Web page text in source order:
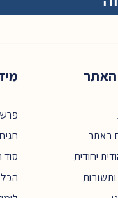
באתר
יחודית
סוד